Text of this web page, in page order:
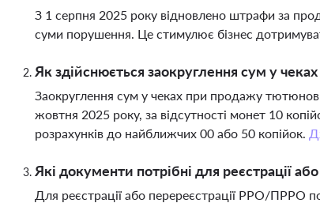
З 1 серпня 2025 року відновлено штрафи за
суми порушення. Це стимулює бізнес
Як здійснюється заокруглення сум у
Заокруглення сум у чеках при продажу
жовтня 2025 року, за відсутності монет 10
розрахунків до найближчих 00 або 50 копійок.
Які документи потрібні для реєстрації
Для реєстрації або перереєстрації РРО/